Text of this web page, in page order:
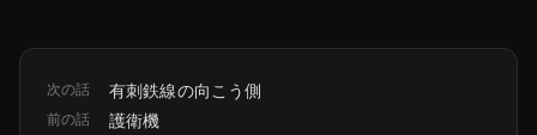
次の話 有刺鉄線の向こう側
前の話 護衛機